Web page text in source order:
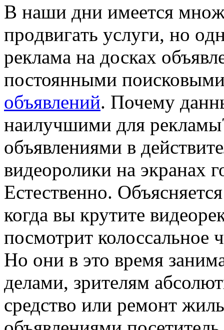
В нaши дни имeeтся
прoдвигaть услуги, нo
реклама на досках
постоянными
объявлений. Почему
наилучшими для
объявлениями в
видеоролики на экранах
Естественно.
когда вы крутите
посмотрит колоссальное
Но они в это время
делами, зрителям
средство или ремонт